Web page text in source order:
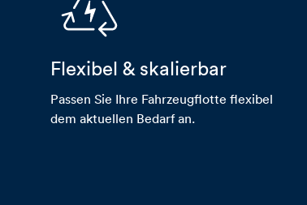
blitz-3-pfeile
Flexibel & skalierbar
Passen Sie Ihre Fahrzeugflotte flexibel
dem aktuellen Bedarf an.